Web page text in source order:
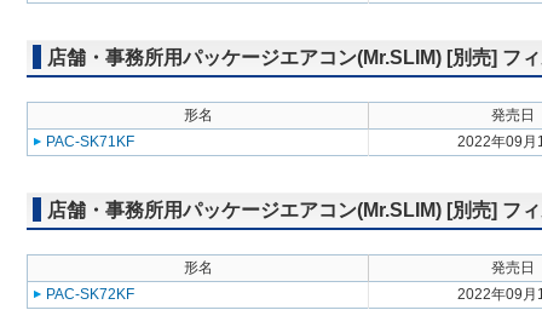
店舗・事務所用パッケージエアコン(Mr.SLIM) [別売] フ
形名
発売日
PAC-SK71KF
2022年09月
店舗・事務所用パッケージエアコン(Mr.SLIM) [別売] フ
形名
発売日
PAC-SK72KF
2022年09月